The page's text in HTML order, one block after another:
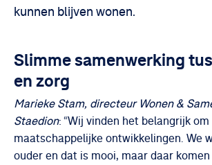
kunnen blijven wonen.
Slimme samenwerking
en zorg
Marieke Stam, directeur Wonen &
Staedion: “Wij vinden het belangrijk
maatschappelijke ontwikkelingen. We
ouder en dat is mooi, maar daar